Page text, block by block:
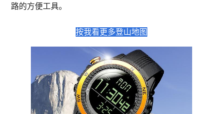
路的方便工具。
按我看更多登山地图